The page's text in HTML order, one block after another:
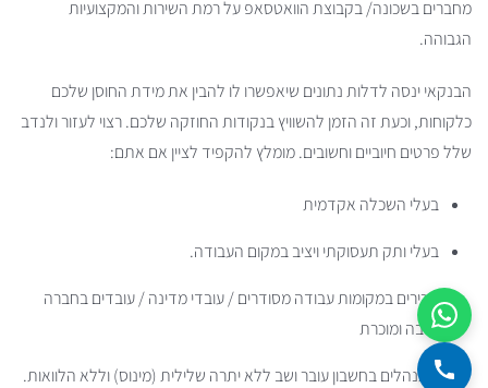
מחברים בשכונה/ בקבוצת הוואטסאפ על רמת השירות והמקצועיות
הגבוהה.
הבנקאי ינסה לדלות נתונים שיאפשרו לו להבין את מידת החוסן שלכם
כלקוחות, וכעת זה הזמן להשוויץ בנקודות החוזקה שלכם. רצוי לעזור ולנדב
שלל פרטים חיוביים וחשובים. מומלץ להקפיד לציין אם אתם:
בעלי השכלה אקדמית
בעלי ותק תעסוקתי ויציב במקום העבודה.
שכירים במקומות עבודה מסודרים / עובדי מדינה / עובדים בחברה
יציבה ומוכרת
מתנהלים בחשבון עובר ושב ללא יתרה שלילית (מינוס) וללא הלוואות.